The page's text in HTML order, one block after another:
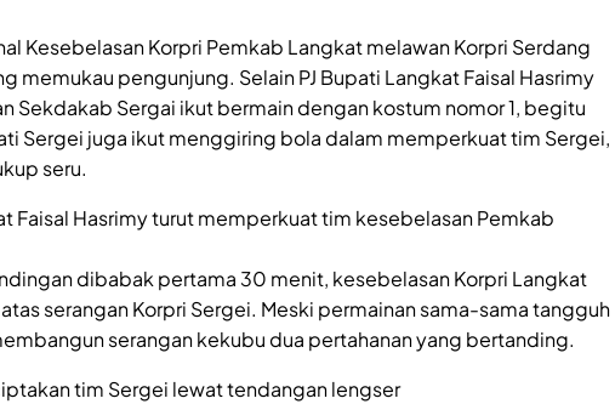
Kesebelasan Korpri Pemkab Langkat melawan Korpri Serdang
memukau pengunjung. Selain PJ Bupati Langkat Faisal Hasrimy
Sekdakab Sergai ikut bermain dengan kostum nomor 1, begitu
Sergei juga ikut menggiring bola dalam memperkuat tim Sergei,
seru.
Faisal Hasrimy turut memperkuat tim kesebelasan Pemkab
dibabak pertama 30 menit, kesebelasan Korpri Langkat
serangan Korpri Sergei. Meski permainan sama-sama tangguh
serangan kekubu dua pertahanan yang bertanding.
tim Sergei lewat tendangan lengser